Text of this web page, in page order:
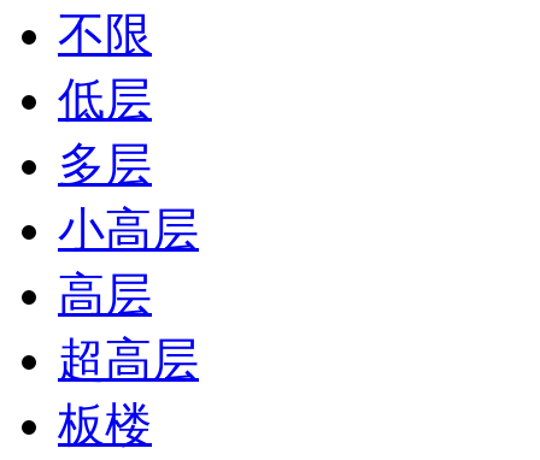
不限
低层
多层
小高层
高层
超高层
板楼